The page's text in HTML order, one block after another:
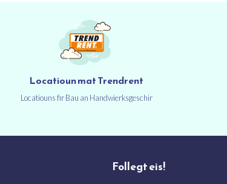
Locatioun mat Trendrent
Locatiouns fir Bau an Handwierksgeschir
Follegt eis!